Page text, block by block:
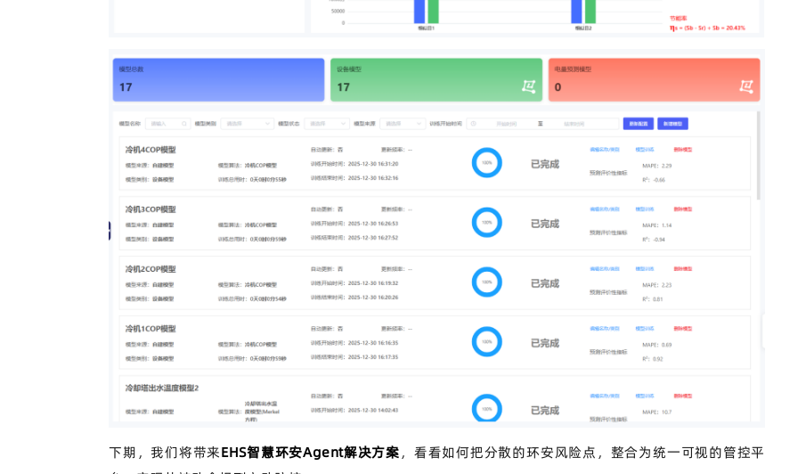
下期，我们将带来EHS智慧环安Agent解决方案，看看如何把分散的环安风险点，整合为统一可视的管控平